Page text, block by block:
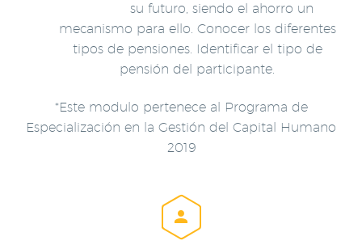
su futuro, siendo el ahorro un
mecanismo para ello. Conocer los diferentes
tipos de pensiones. Identificar el tipo de
pensión del participante.
*Este modulo pertenece al Programa de
Especialización en la Gestión del Capital Humano
2019

